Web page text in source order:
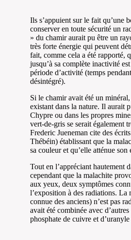
Ils s’appuient sur le fait qu’une
conserver en toute sécurité un
» du chamir aurait pu être un
très forte énergie qui peuvent
fait, comme cela a été rapporté,
jusqu’à sa complète inactivité
période d’activité (temps
désintégré).
Si le chamir avait été un
existant dans la nature. Il aurait
Chypre ou dans les propres
vert-de-gris se serait également
Frederic Jueneman cite des
Thébéin) établissant que la
sa couleur et qu’elle atténue son
Tout en l’appréciant hautement
cependant que la malachite
aux yeux, deux symptômes
l’exposition à des radiations. La
connue des anciens) n’est pas
avait été combinée avec
phosphate de cuivre et